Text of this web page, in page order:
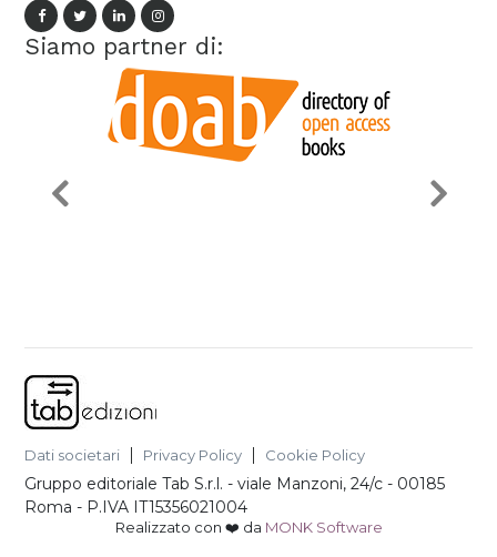
Siamo partner di:
Dati societari Privacy Policy Cookie Policy
Gruppo editoriale Tab S.r.l. -viale Manzoni, 24/c - 00185
Roma - P.IVA IT15356021004
Realizzato con ❤️ da MONK Software